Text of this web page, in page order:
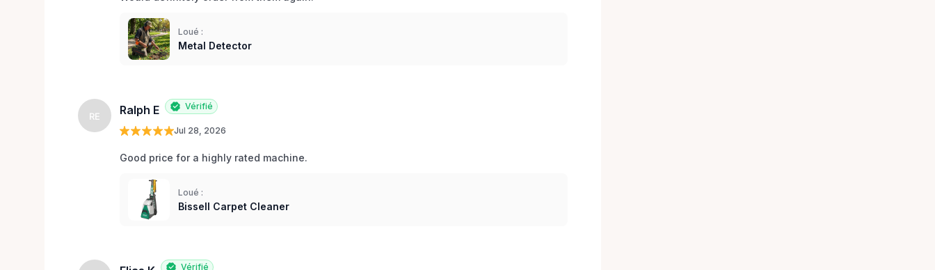
Loué :
Metal Detector
RE Ralph E Vérifié
Jul 28, 2026
Good price for a highly rated machine.
Loué :
Bissell Carpet Cleaner
Vérifié